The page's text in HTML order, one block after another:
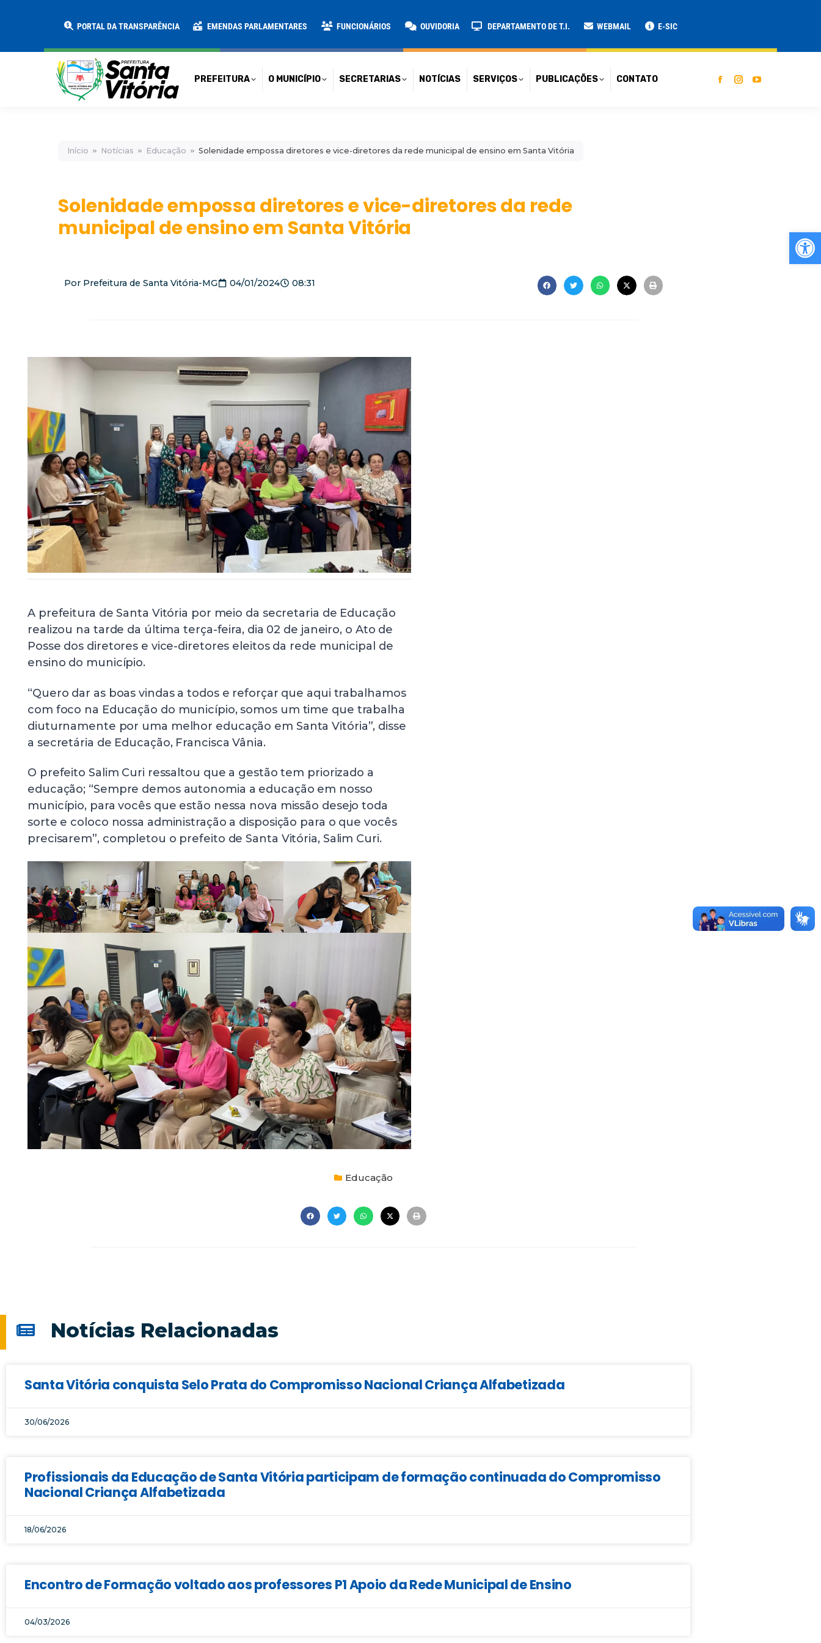
PORTAL DA TRANSPARÊNCIA EMENDAS PARLAMENTARES FUNCIONÁRIOS OUVIDORIA DEPARTAMENTO DE T.I. WEBMAIL E-SIC
PREFEITURA O MUNICÍPIO SECRETARIAS NOTÍCIAS SERVIÇOS PUBLICAÇÕES CONTATO
Início Notícias Educação Solenidade empossa diretores e vice-diretores da rede municipal de ensino em Santa Vitória
Solenidade empossa diretores e vice-diretores da rede
municipal de ensino em Santa Vitória
Por Prefeitura de Santa Vitória-MG 04/01/2024 08:31
A prefeitura de Santa Vitória por meio da secretaria de Educação
realizou na tarde da última terça-feira, dia 02 de janeiro, o Ato de
Posse dos diretores e vice-diretores eleitos da rede municipal de
ensino do município.
“Quero dar as boas vindas a todos e reforçar que aqui trabalhamos
com foco na Educação do município, somos um time que trabalha
diuturnamente por uma melhor educação em Santa Vitória”, disse
a secretária de Educação, Francisca Vânia.
O prefeito Salim Curi ressaltou que a gestão tem priorizado a
educação; “Sempre demos autonomia a educação em nosso
município, para vocês que estão nessa nova missão desejo toda
sorte e coloco nossa administração a disposição para o que vocês
precisarem”, completou o prefeito de Santa Vitória, Salim Curi.
Educação
Notícias Relacionadas
Santa Vitória conquista Selo Prata do Compromisso Nacional Criança Alfabetizada
30/06/2026
Profissionais da Educação de Santa Vitória participam de formação continuada do Compromisso
Nacional Criança Alfabetizada
18/06/2026
Encontro de Formação voltado aos professores P1 Apoio da Rede Municipal de Ensino
04/03/2026